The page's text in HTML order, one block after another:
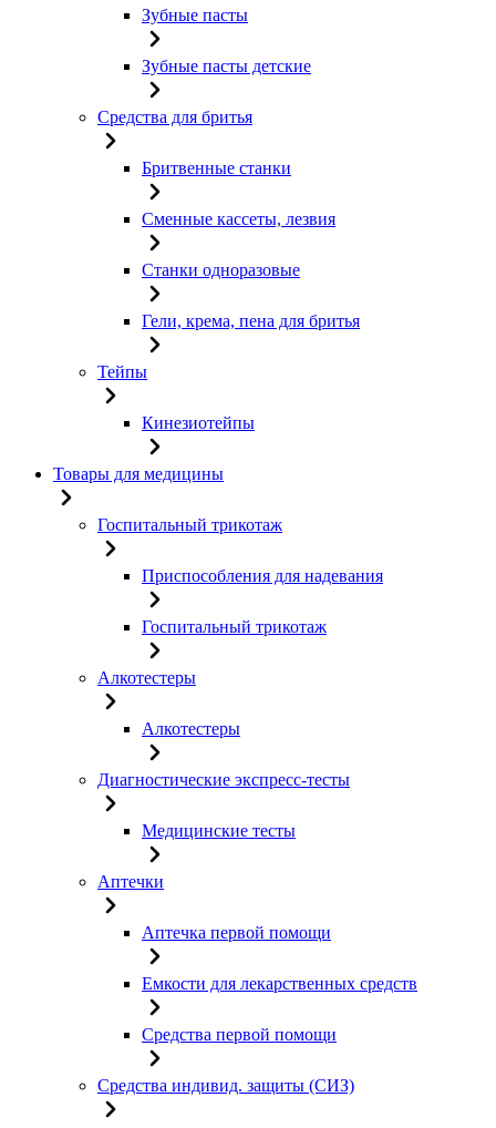
Зубные пасты
Зубные пасты детские
Средства для бритья
Бритвенные станки
Сменные кассеты, лезвия
Станки одноразовые
Гели, крема, пена для бритья
Тейпы
Кинезиотейпы
Товары для медицины
Госпитальный трикотаж
Приспособления для надевания
Госпитальный трикотаж
Алкотестеры
Алкотестеры
Диагностические экспресс-тесты
Медицинские тесты
Аптечки
Аптечка первой помощи
Емкости для лекарственных средств
Средства первой помощи
Средства индивид. защиты (СИЗ)